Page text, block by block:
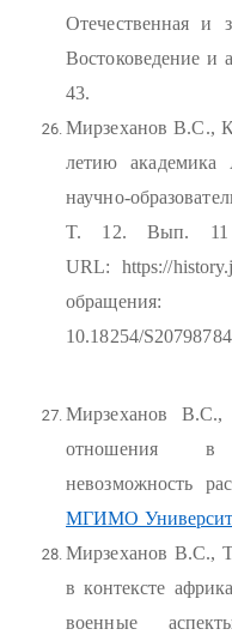
Отечественная и
Востоковедение и
43.
Мирзеханов В.С.,
летию
научно-
T. 12. Вып. 11
URL: https://
10.18254/
Мирзеханов В.С.,
отношения в
невозможность
МГИМО
Мирзеханов В.С.,
в контексте
военные